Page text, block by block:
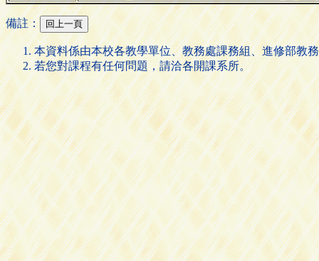
備註：
本資料係由本校各教學單位、教務處課務組、進修部教
若您對課程有任何問題，請洽各開課系所。